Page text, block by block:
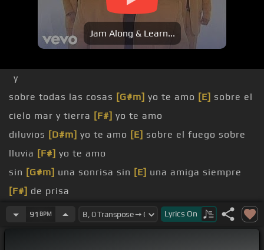
Jam Along & Learn...
y
sobre todas las cosas [G#m] yo te amo [E] sobre el
cielo mar y tierra [F#] yo te amo
diluvios [D#m] yo te amo [E] sobre el fuego sobre
lluvia [F#] yo te amo
sin [G#m] una sonrisa sin [E] una amiga siempre
[F#] de prisa
[G#m] un hasta luego sin un[E]yo te quiero
91 BPM Lyrics On